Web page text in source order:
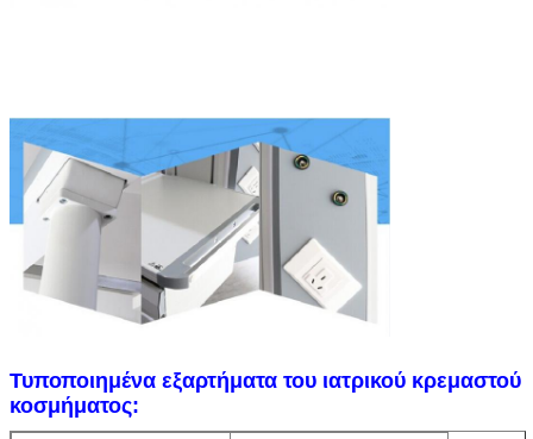
Τυποποιημένα εξαρτήματα του ιατρικού κρεμαστού
κοσμήματος: